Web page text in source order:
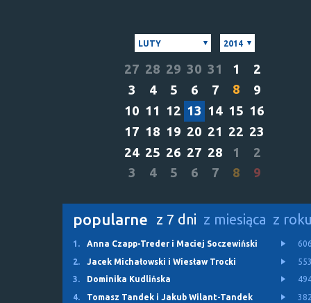
LUTY 2014
27 28 29 30 31 1
2
3
4 5 6 7 8
9
10 11 12 13 14 15 16
17 18 19 20 21 22 23
24 25 26 27 28 1
2
3
4 5 6 7 8 9
popularne z 7 dni z miesiąca z
1. Anna Czapp-Treder i Maciej Soczewiński
2.
Jacek Michałowski i Wiesław Trocki
3.
Dominika Kudlińska
4.
Tomasz Tandek i Jakub Wilant-Tandek